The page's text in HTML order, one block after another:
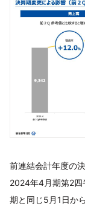
前連結会計年度の
2024年4月期第2四
期と同じ5月1日か